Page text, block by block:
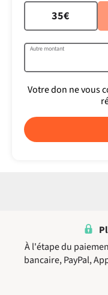
35€
Autre montant
Votre don ne vous
À l'étape du
bancaire, PayPal,